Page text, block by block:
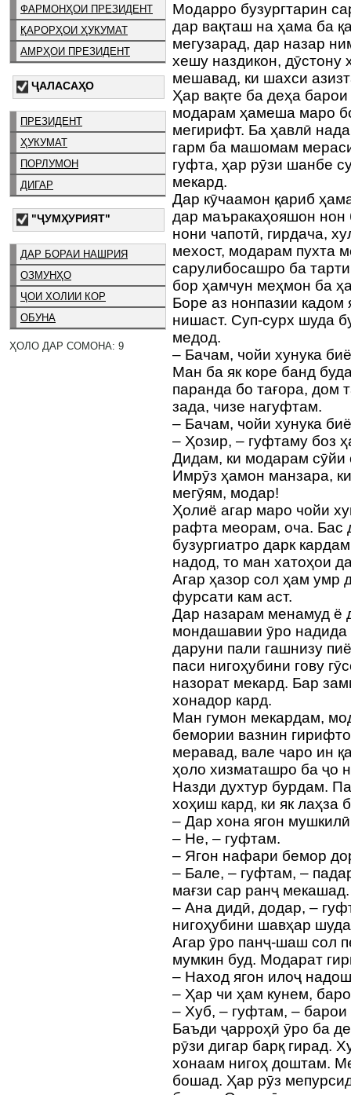
ФАРМОНҲОИ ПРЕЗИДЕНТ
ҚАРОРҲОИ ҲУКУМАТ
АМРҲОИ ПРЕЗИДЕНТ
ҶАЛАСАҲО
ПРЕЗИДЕНТ
ҲУКУМАТ
ПОРЛУМОН
ДИГАР
"ҶУМҲУРИЯТ"
ДАР БОРАИ НАШРИЯ
ОЗМУНҲО
ҶОИ ХОЛИИ КОР
ОБУНА
ҲОЛО ДАР СОМОНА: 9
Модарро бузургтарин
дар вақташ на ҳама ба
мегузарад, дар назар
хешу наздикон, дӯстону
мешавад, ки шахси
Ҳар вақте ба деҳа
модарам ҳамеша маро
мегирифт. Ба ҳавлӣ
гарм ба машомам
гуфта, ҳар рӯзи шанбе
мекард.
Дар кӯчаамон қариб
дар маъракаҳояшон нон
нони чапотӣ, гирдача,
мехост, модарам пухта
сарулибосашро ба
бор ҳамчун меҳмон ба
Боре аз нонпазии кадом
нишаст. Суп-сурх шуда
медод.
– Бачам, чойи хунука
Ман ба як коре банд
паранда бо тағора, дом
зада, чизе нагуфтам.
– Бачам, чойи хунука
– Ҳозир, – гуфтаму боз
Дидам, ки модарам
Имрӯз ҳамон манзара,
мегӯям, модар!
Ҳолиё агар маро чойи
рафта меорам, оча. Бас
бузургиатро дарк
надод, то ман хатоҳои
Агар ҳазор сол ҳам умр
фурсати кам аст.
Дар назарам менамуд ё
мондашавии ӯро надида
даруни пали гашнизу
паси нигоҳубини гову
назорат мекард. Бар
хонадор кард.
Ман гумон мекардам,
бемории вазнин
меравад, вале чаро ин
ҳоло хизматашро ба ҷо
Назди духтур бурдам.
хоҳиш кард, ки як
– Дар хона ягон
– Не, – гуфтам.
– Ягон нафари бемор
– Бале, – гуфтам, –
мағзи сар ранҷ мекашад.
– Ана дидӣ, додар, –
нигоҳубини шавҳар
Агар ӯро панҷ-шаш сол
мумкин буд. Модарат
– Наход ягон илоҷ
– Ҳар чи ҳам кунем,
– Хуб, – гуфтам, –
Баъди ҷарроҳӣ ӯро ба
рӯзи дигар барқ гирад.
хонаам нигоҳ доштам.
бошад. Ҳар рӯз